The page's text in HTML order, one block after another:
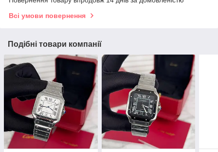
Всі умови повернення
Подібні товари компанії